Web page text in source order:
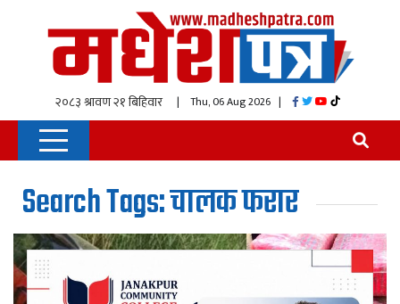
| Thu, 06 Aug 2026 |
Search Tags: चालक फरार